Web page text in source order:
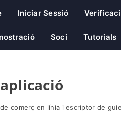
Iniciar Sessió
Soci Tutorials
comerç en línia i escriptor de